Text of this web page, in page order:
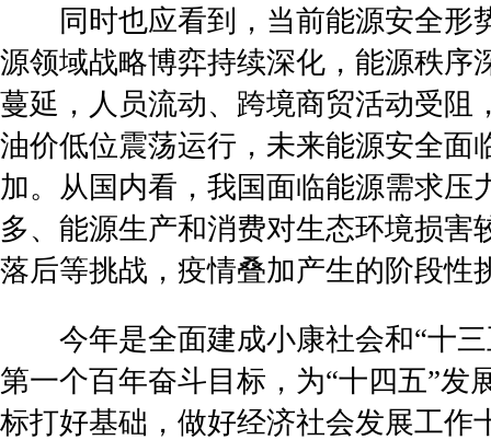
同时也应看到，当前能源安全形
源领域战略博弈持续深化，能源秩序
蔓延，人员流动、跨境商贸活动受阻
油价低位震荡运行，未来能源安全面
加。从国内看，我国面临能源需求压
多、能源生产和消费对生态环境损害
落后等挑战，疫情叠加产生的阶段性
今年是全面建成小康社会和“十三
第一个百年奋斗目标，为“十四五”发
标打好基础，做好经济社会发展工作